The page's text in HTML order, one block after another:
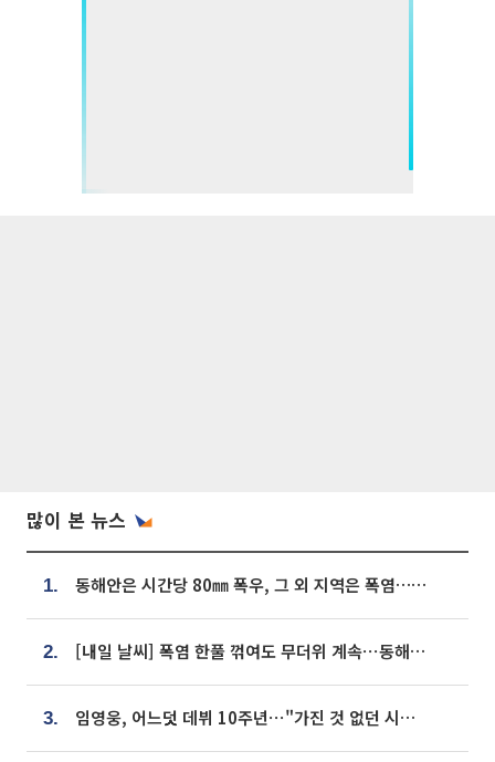
많이 본 뉴스
1. 동해안은 시간당 80㎜ 폭우, 그 외 지역은 폭염…‘극과 극 날씨’
2. [내일 날씨] 폭염 한풀 꺾여도 무더위 계속⋯동해안 이틀 연속 비
3. 임영웅, 어느덧 데뷔 10주년⋯"가진 것 없던 시절, 내 앞엔 20명의 팬뿐"